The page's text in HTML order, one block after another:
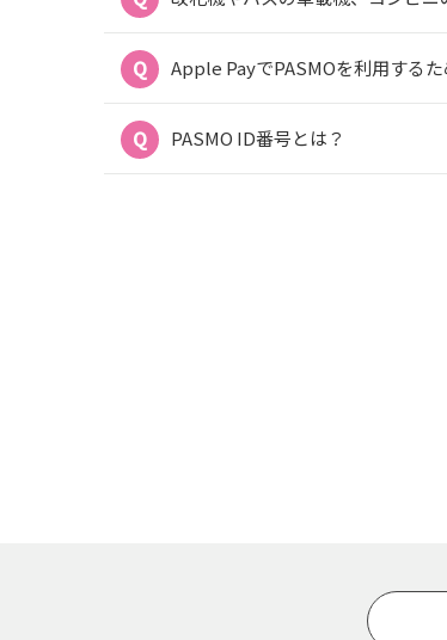
Apple PayでPASMOを利用する
PASMO ID番号とは？